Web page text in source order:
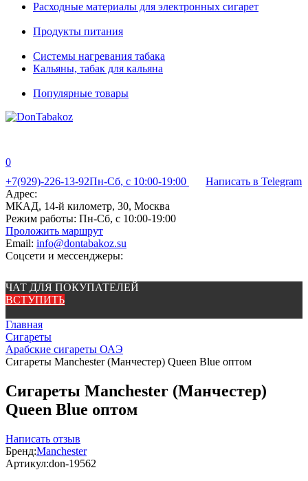
Расходные материалы для электронных сигарет
Продукты питания
Системы нагревания табака
Кальяны, табак для кальяна
Популярные товары
0
+7(929)-226-13-92Пн-Сб, с 10:00-19:00
Написать в Telegram
Адрес:
МКАД, 14-й километр, 30, Москва
Режим работы: Пн-Сб, с 10:00-19:00
Проложить маршрут
Email: info@dontabakoz.su
Соцсети и мессенджеры:
ЧАТ ДЛЯ ПОКУПАТЕЛЕЙ
ВСТУПИТЬ
Главная
Сигареты
Арабские сигареты ОАЭ
Сигареты Manchester (Манчестер) Queen Blue оптом
Сигареты Manchester (Манчестер)
Queen Blue оптом
Написать отзыв
Бренд:Manchester
Артикул:don-19562